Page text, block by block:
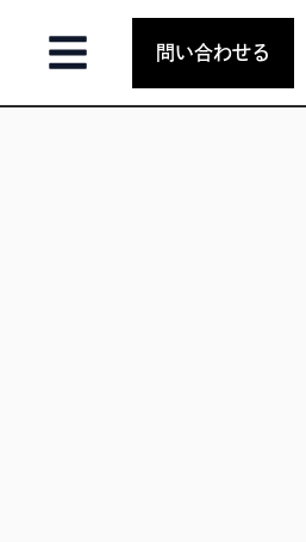
問い合わせる